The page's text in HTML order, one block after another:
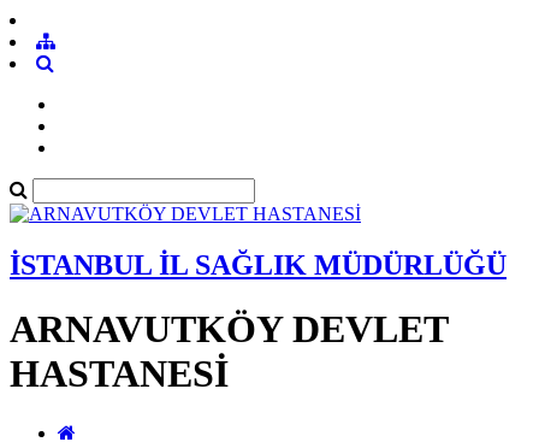
İSTANBUL İL SAĞLIK MÜDÜRLÜĞÜ
ARNAVUTKÖY DEVLET
HASTANESİ